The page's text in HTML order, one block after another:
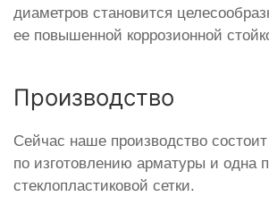
диаметров становится
ее повышенной коррозионной
Производство
Сейчас наше производство
по изготовлению арматуры и одна
стеклопластиковой сетки.